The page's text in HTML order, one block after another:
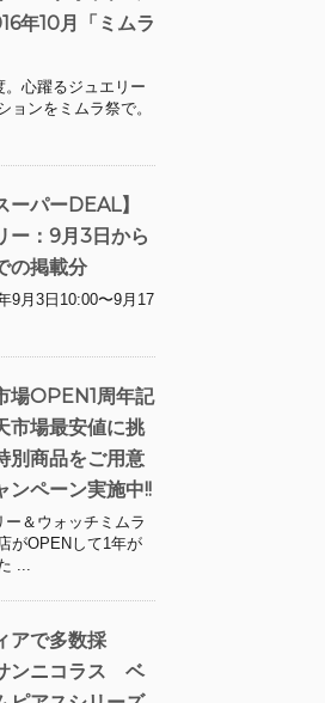
年10月「ミムラ
。心躍るジュエリー
ョンをミムラ祭で。
ーパーDEAL】
ー：9月3日から
の掲載分
月3日10:00〜9月17
場OPEN1周年記
市場最安値に挑
別商品をご用意
ンペーン実施中!!
ー＆ウォッチミムラ
がOPENして1年が
...
アで多数採
ンニコラス ベ